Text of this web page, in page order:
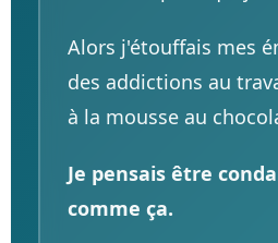
Alors j'étouffais mes
des addictions au
à la mousse au
Je pensais être
comme ça.